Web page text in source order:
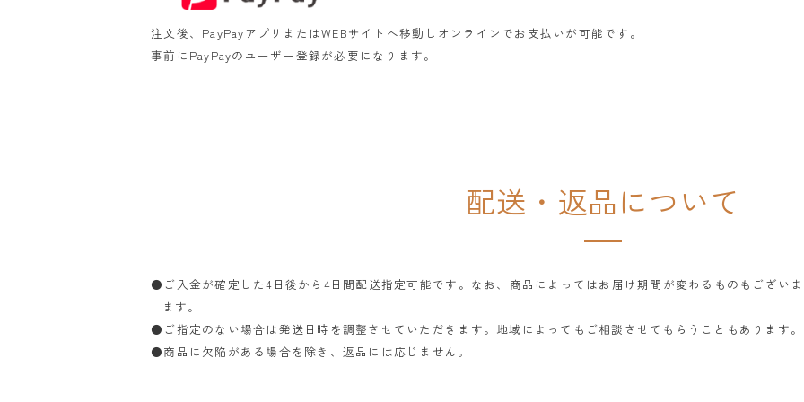
注文後、PayPayアプリまたはWEBサイトへ移動しオンラインでお支払いが可能です。
事前にPayPayのユーザー登録が必要になります。
配送・返品について
●ご入金が確定した4日後から4日間配送指定可能です。なお、商品によってはお届け期間が変わるものもござい
ます。
●ご指定のない場合は発送日時を調整させていただきます。地域によってもご相談させてもらうこともあります。
●商品に欠陥がある場合を除き、返品には応じません。